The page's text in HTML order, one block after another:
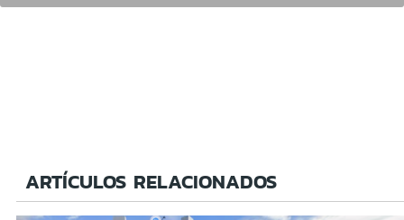
ARTÍCULOS RELACIONADOS